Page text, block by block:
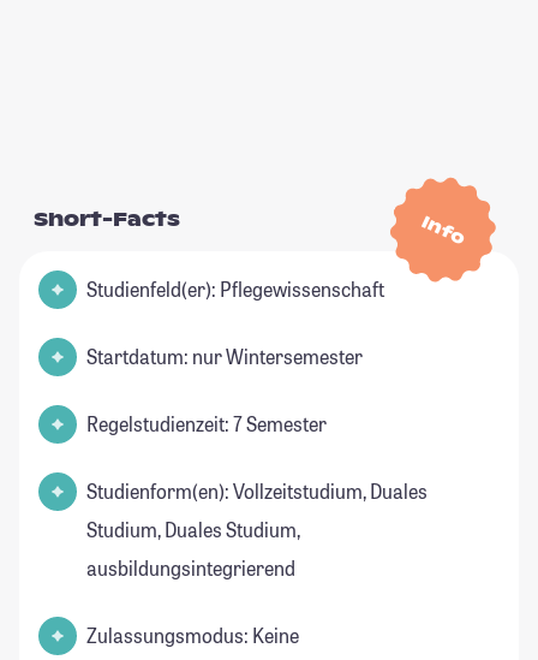
Info
Short-Facts
Studienfeld(er): Pflegewissenschaft
Startdatum: nur Wintersemester
Regelstudienzeit: 7 Semester
Studienform(en): Vollzeitstudium, Duales
Studium, Duales Studium,
ausbildungsintegrierend
Zulassungsmodus: Keine